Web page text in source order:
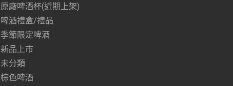
原廠啤酒杯(近期上架)
啤酒禮盒/禮品
季節限定啤酒
新品上市
未分類
棕色啤酒